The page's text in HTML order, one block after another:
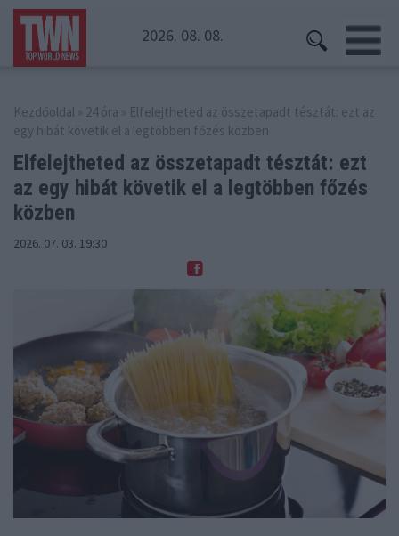
2026. 08. 08.
Kezdőoldal » 24 óra » Elfelejtheted az összetapadt tésztát: ezt az
egy hibát követik el a legtöbben főzés közben
Elfelejtheted az összetapadt tésztát: ezt
az egy hibát követik el a legtöbben főzés
közben
2026. 07. 03. 19:30